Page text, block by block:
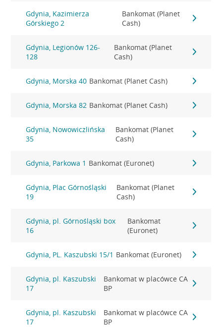
Gdynia, Kazimierza
Górskiego 2
Bankomat (Planet
Cash)
Gdynia, Legionów 126-
128
Bankomat (Planet
Cash)
Gdynia, Morska 40 Bankomat (Planet Cash)
Gdynia, Morska 82 Bankomat (Planet Cash)
Gdynia, Nowowiczlińska
35
Bankomat (Planet
Cash)
Gdynia, Parkowa 1 Bankomat (Euronet)
Gdynia, Plac Górnośląski
19
Bankomat (Planet
Cash)
Gdynia, pl. Górnośląski box
16
Bankomat
(Euronet)
Gdynia, PL. Kaszubski 15/1 Bankomat (Euronet)
Gdynia, pl. Kaszubski
17
Bankomat w placówce CA
BP
Gdynia, pl. Kaszubski
17
Bankomat w placówce CA
BP